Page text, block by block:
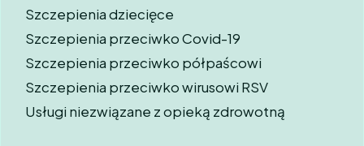
Szczepienia dziecięce
Szczepienia przeciwko Covid-19
Szczepienia przeciwko półpaścowi
Szczepienia przeciwko wirusowi RSV
Usługi niezwiązane z opieką zdrowotną